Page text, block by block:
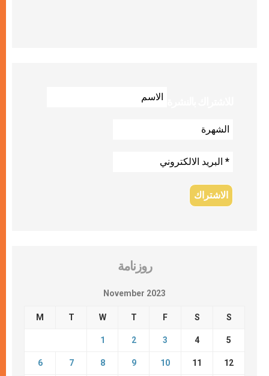
روزنامة
November 2023
M T W T F S S
1 2 3 4 5
6 7 8 9 10 11 12